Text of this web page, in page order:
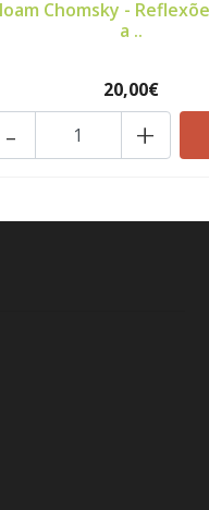
Chomsky -
a ..
20,00€
+
-